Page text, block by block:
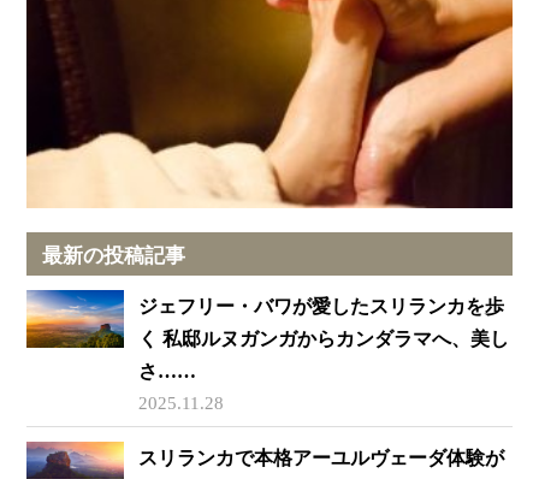
最新の投稿記事
ジェフリー・バワが愛したスリランカを歩
く 私邸ルヌガンガからカンダラマへ、美し
さ……
2025.11.28
スリランカで本格アーユルヴェーダ体験が